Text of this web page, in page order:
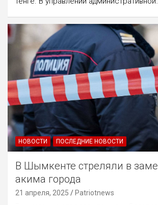
НОВОСТИ ПОСЛЕДНИЕ НОВОСТИ
В Шымкенте стреляли в
акима города
21 апреля, 2025 Patriotnews